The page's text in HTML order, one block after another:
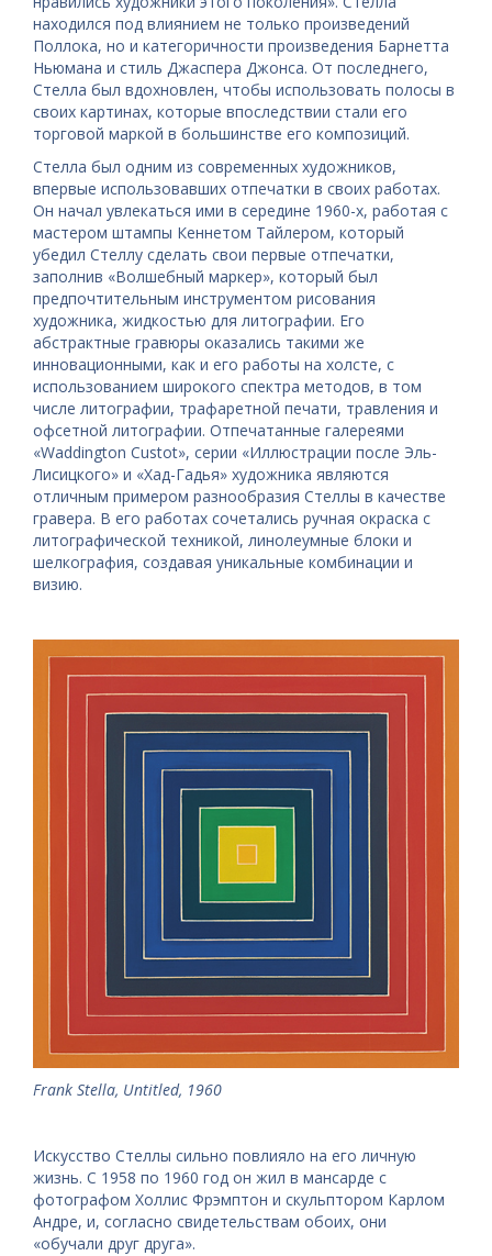
находился под влиянием не только произведений
Поллока, но и категоричности произведения Барнетта
Ньюмана и стиль Джаспера Джонса. От последнего,
Стелла был вдохновлен, чтобы использовать полосы в
своих картинах, которые впоследствии стали его
торговой маркой в ​​большинстве его композиций.
Стелла был одним из современных художников,
впервые использовавших отпечатки в своих работах.
Он начал увлекаться ими в середине 1960-х, работая с
мастером штампы Кеннетом Тайлером, который
убедил Стеллу сделать свои первые отпечатки,
заполнив «Волшебный маркер», который был
предпочтительным инструментом рисования
художника, жидкостью для литографии. Его
абстрактные гравюры оказались такими же
инновационными, как и его работы на холсте, с
использованием широкого спектра методов, в том
числе литографии, трафаретной печати, травления и
офсетной литографии. Отпечатанные галереями
«Waddington Custot», серии «Иллюстрации после Эль-
Лисицкого» и «Хад-Гадья» художника являются
отличным примером разнообразия Стеллы в качестве
гравера. В его работах сочетались ручная окраска с
литографической техникой, линолеумные блоки и
шелкография, создавая уникальные комбинации и
визию.
Frank Stella, Untitled, 1960
Искусство Стеллы сильно повлияло на его личную
жизнь. С 1958 по 1960 год он жил в мансарде с
фотографом Холлис Фрэмптон и скульптором Карлом
Андре, и, согласно свидетельствам обоих, они
«обучали друг друга».